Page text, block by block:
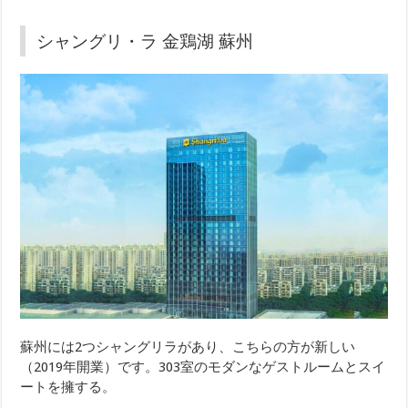
シャングリ・ラ 金鶏湖 蘇州
蘇州には2つシャングリラがあり、こちらの方が新しい
（2019年開業）です。303室のモダンなゲストルームとスイ
ートを擁する。